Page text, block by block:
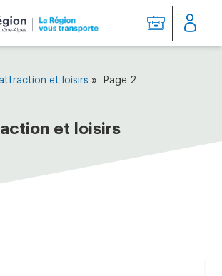
et loisirs » Page 2
et loisirs